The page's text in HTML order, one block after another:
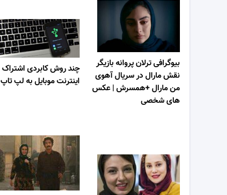
چند روش کابردی اشتراک
اینترنت موبایل به لپ تاپ
بیوگرافی ترلان پروانه بازیگر
نقش مارال در سریال آهوی
من مارال +همسرش | عکس
های شخصی